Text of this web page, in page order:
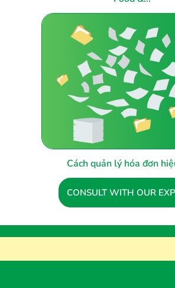
Cách quản lý hóa đơn
CONSULT WITH OUR